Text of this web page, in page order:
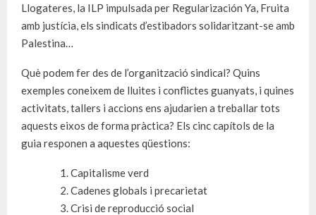
Llogateres, la ILP impulsada per Regularización Ya, Fruita
amb justícia, els sindicats d’estibadors solidaritzant-se amb
Palestina…
Què podem fer des de l’organització sindical? Quins
exemples coneixem de lluites i conflictes guanyats, i quines
activitats, tallers i accions ens ajudarien a treballar tots
aquests eixos de forma pràctica? Els cinc capítols de la
guia responen a aquestes qüestions:
Capitalisme verd
Cadenes globals i precarietat
Crisi de reproducció social